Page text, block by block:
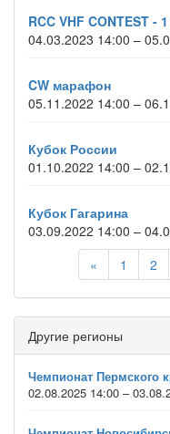
RCC VHF CONTEST -
04.03.2023 14:00 –
CW марафон
05.11.2022 14:00 –
Кубок России
01.10.2022 14:00 –
Кубок Гагарина
03.09.2022 14:00 –
«
1 2
Другие регионы
Чемпионат Пермского
02.08.2025 14:00 –